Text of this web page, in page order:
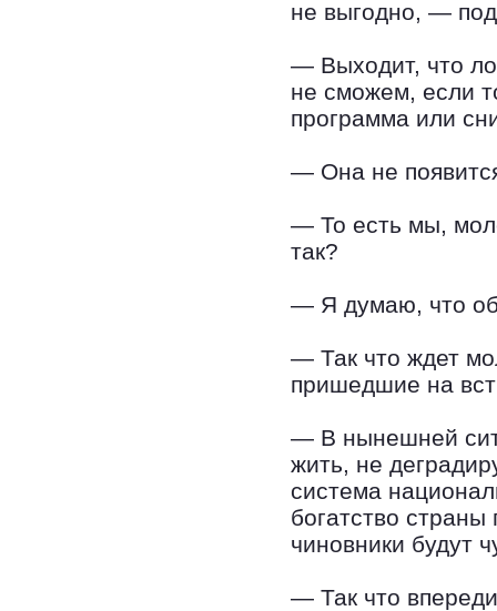
не выгодно, —
— Выходит, что
не сможем, если
программа или
— Она не
— То есть мы,
так?
— Я думаю, что
— Так что ждет
пришедшие на
— В нынешней
жить, не
система
богатство
чиновники будут
— Так что